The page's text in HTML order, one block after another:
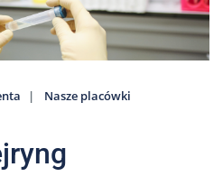
Nasze placówki